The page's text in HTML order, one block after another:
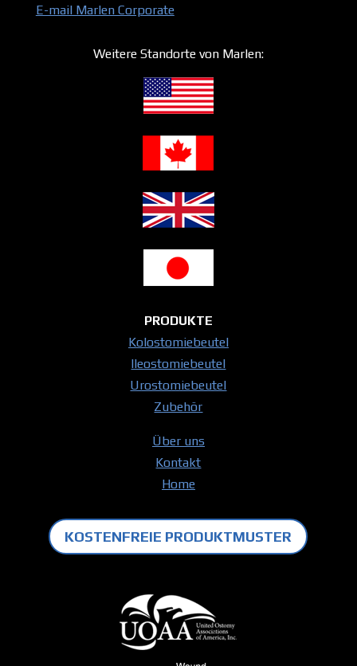
E-mail Marlen Corporate
Weitere Standorte von Marlen:
PRODUKTE
Kolostomiebeutel
Ileostomiebeutel
Urostomiebeutel
Zubehör
Über uns
Kontakt
Home
KOSTENFREIE PRODUKTMUSTER